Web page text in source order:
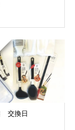
交換日